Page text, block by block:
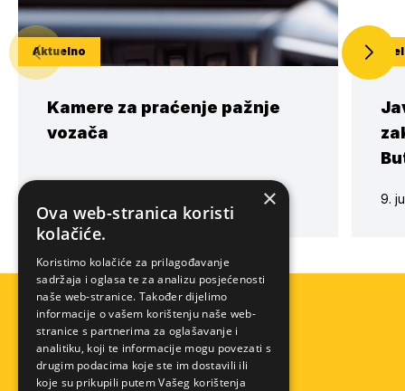
Aktuelno
Kamere za praćenje pažnje
vozača
9.
Pomoć na cesti Info centar
×
Ova web-stranica koristi
kolačiće.
Koristimo kolačiće za prilagođavanje
sadržaja i oglasa te za analizu posjećenosti
naše web-stranice. Također dijelimo
informacije o vašem korištenju naše web-
stranice s partnerima za oglašavanje i
analitiku, koji te informacije mogu povezati s
drugim podacima koje ste im dostavili ili
koje su prikupili putem Vašeg korištenja